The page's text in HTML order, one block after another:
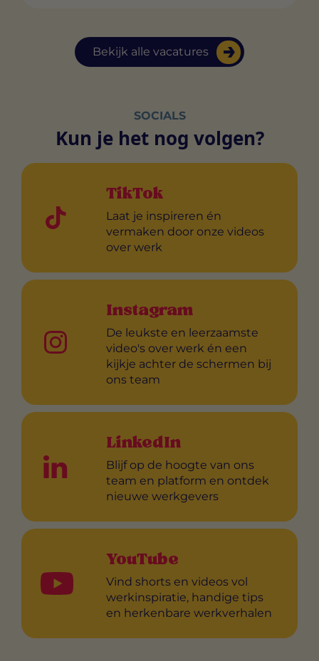
Bekijk alle vacatures
SOCIALS
Kun je het nog volgen?
TikTok
Laat je inspireren én
vermaken door onze videos
over werk
Instagram
De leukste en leerzaamste
video's over werk én een
kijkje achter de schermen bij
ons team
LinkedIn
Blijf op de hoogte van ons
team en platform en ontdek
nieuwe werkgevers
YouTube
Vind shorts en videos vol
werkinspiratie, handige tips
en herkenbare werkverhalen